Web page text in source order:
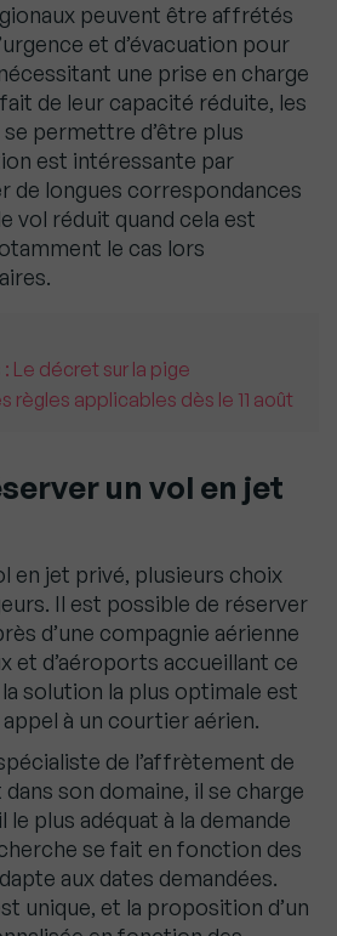
peuvent être affrétés
et d’évacuation pour
une prise en charge
de leur capacité réduite, les
permettre d’être plus
est intéressante par
de longues correspondances
vol réduit quand cela est
le cas lors
Le décret sur la pige
règles applicables dès le 11 août
un vol en jet
en jet privé, plusieurs choix
Il est possible de réserver
d’une compagnie aérienne
et d’aéroports accueillant ce
solution la plus optimale est
à un courtier aérien.
de l’affrètement de
son domaine, il se charge
le plus adéquat à la demande
se fait en fonction des
aux dates demandées.
unique, et la proposition d’un